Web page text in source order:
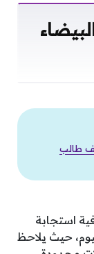
نتيجة تنسيق المرحلة الأولى لـ 94 ألف طالب
استجابة
حيث يلاحظ